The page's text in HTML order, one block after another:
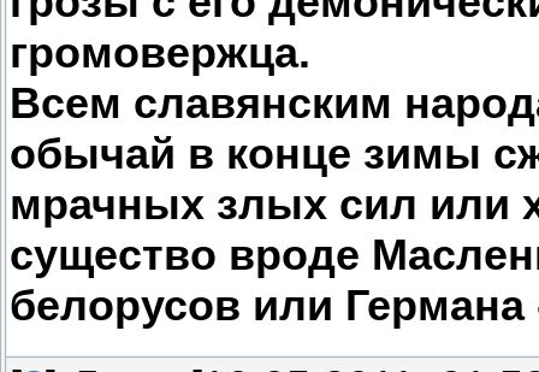
громовержца.
Всем славянским
обычай в конце зимы
мрачных злых сил или
существо вроде
белорусов или Германа